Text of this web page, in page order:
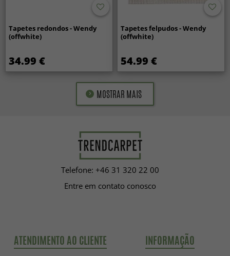
Tapetes redondos - Wendy
(offwhite)
34.99 €
Tapetes felpudos - Wendy
(offwhite)
54.99 €
MOSTRAR MAIS
Telefone: +46 31 320 22 00
Entre em contato conosco
ATENDIMENTO AO CLIENTE INFORMAÇÃO